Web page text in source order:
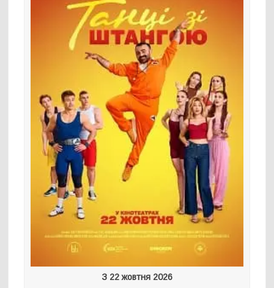
З 22 жовтня 2026